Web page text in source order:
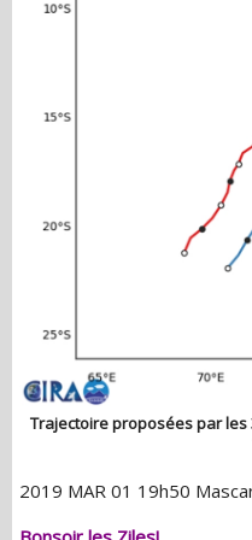
Trajectoire proposées par
2019 MAR 01 19h50